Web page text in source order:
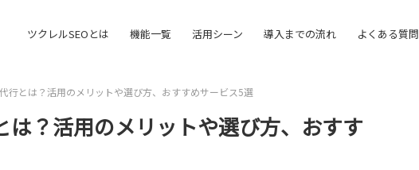
ツクレルSEOとは 機能一覧 活用シーン 導入までの流れ よくある質問
行とは？活用のメリットや選び方、おすすめサービス5選
は？活用のメリットや選び方、おすす